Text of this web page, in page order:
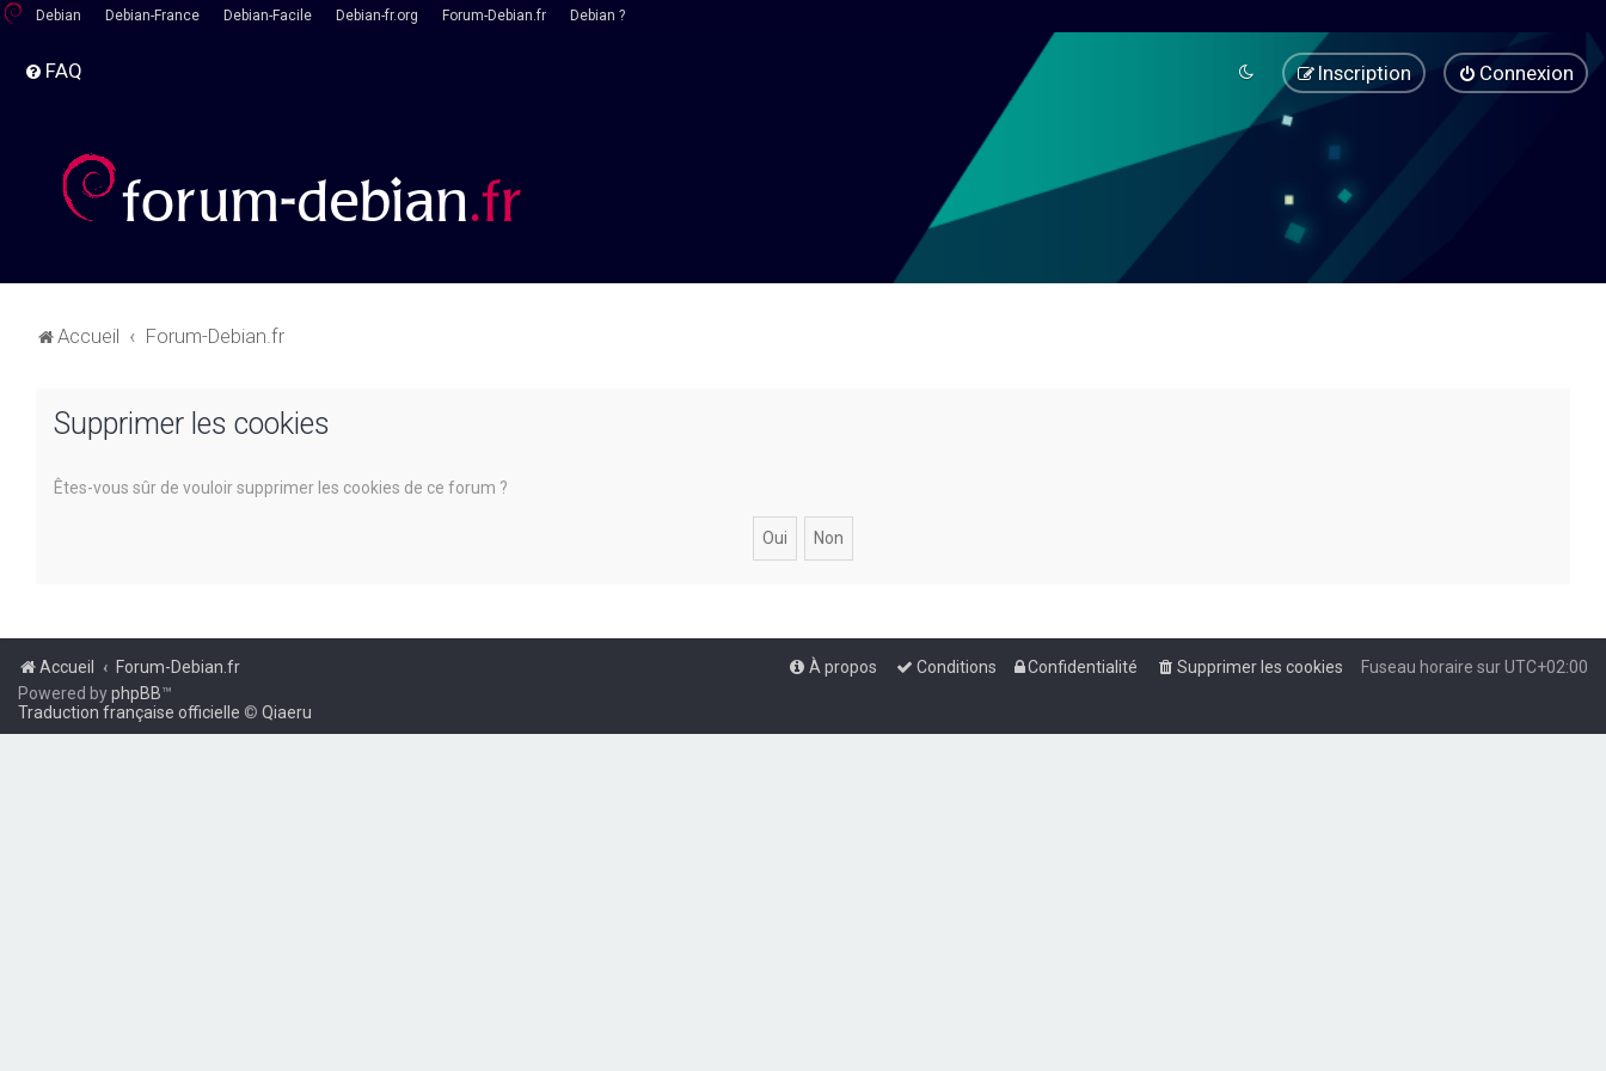
Debian Debian-France Debian-Facile Debian-fr.org Forum-Debian.fr Debian ?
FAQ Connexion
Inscription
Accueil Forum-Debian.fr
Supprimer les cookies
Êtes-vous sûr de vouloir supprimer les cookies de ce forum ?
Accueil Forum-Debian.fr Fuseau horaire surUTC+02:00
Supprimer les cookies
Confidentialité
Conditions
À propos
Powered byphpBB™
Traduction française officielle © Qiaeru